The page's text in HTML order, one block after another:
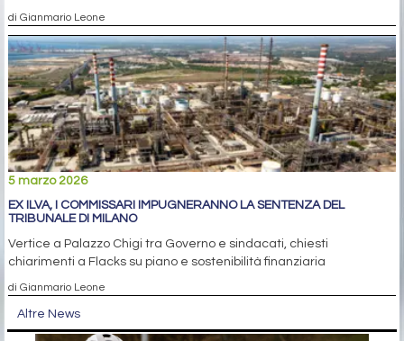
di Gianmario Leone
5 marzo 2026
EX ILVA, I COMMISSARI IMPUGNERANNO LA SENTENZA DEL
TRIBUNALE DI MILANO
Vertice a Palazzo Chigi tra Governo e sindacati, chiesti
chiarimenti a Flacks su piano e sostenibilità finanziaria
di Gianmario Leone
Altre News